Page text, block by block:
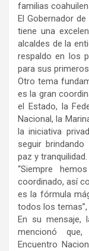
familias
El Gobernador
tiene una
alcaldes de la
respaldo en los
para sus
Otro tema
es la gran
el Estado, la
Nacional, la
la iniciativa
seguir
paz y tranquilidad.
“Siempre
coordinado, así
es la fórmula
todos los
En su mensaje,
mencionó
Encuentro